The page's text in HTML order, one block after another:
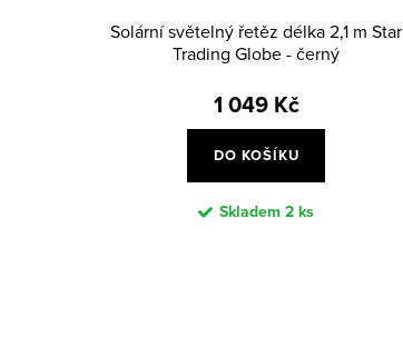
Solární světelný řetěz délka 2,1 m Star
Trading Globe - černý
1 049 Kč
DO KOŠÍKU
Skladem2 ks